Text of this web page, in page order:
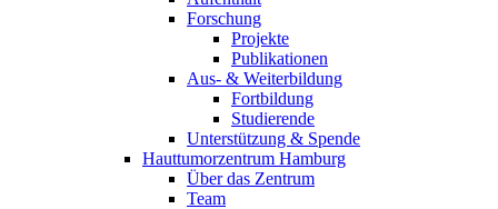
Forschung
Projekte
Publikationen
Aus- & Weiterbildung
Fortbildung
Studierende
Unterstützung & Spende
Hauttumorzentrum Hamburg
Über das Zentrum
Team